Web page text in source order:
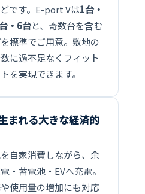
です。E-port Vは1台・
・6台と、奇数台を含む
標準でご用意。敷地の
に過不足なくフィット
を実現できます。
まれる大きな経済的
自家消費しながら、余
・蓄電池・EVへ充電。
使用量の増加にも対応